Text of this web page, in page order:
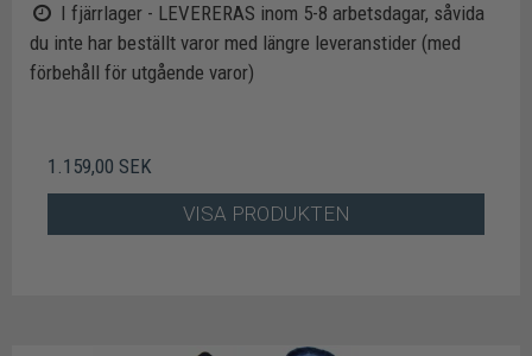
I fjärrlager - LEVERERAS inom 5-8 arbetsdagar, såvida
du inte har beställt varor med längre leveranstider (med
förbehåll för utgående varor)
1.159,00 SEK
VISA PRODUKTEN